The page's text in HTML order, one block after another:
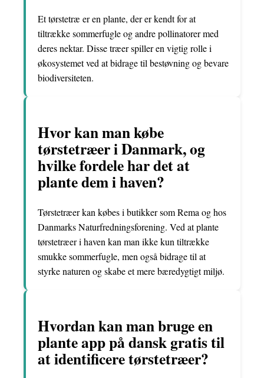
Et tørstetræ er en plante, der er kendt for at
tiltrække sommerfugle og andre pollinatorer med
deres nektar. Disse træer spiller en vigtig rolle i
økosystemet ved at bidrage til bestøvning og bevare
biodiversiteten.
Hvor kan man købe
tørstetræer i Danmark, og
hvilke fordele har det at
plante dem i haven?
Tørstetræer kan købes i butikker som Rema og hos
Danmarks Naturfredningsforening. Ved at plante
tørstetræer i haven kan man ikke kun tiltrække
smukke sommerfugle, men også bidrage til at
styrke naturen og skabe et mere bæredygtigt miljø.
Hvordan kan man bruge en
plante app på dansk gratis til
at identificere tørstetræer?